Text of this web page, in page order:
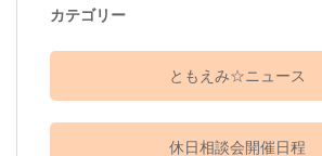
カテゴリー
ともえみ☆ニュース
休日相談会開催日程